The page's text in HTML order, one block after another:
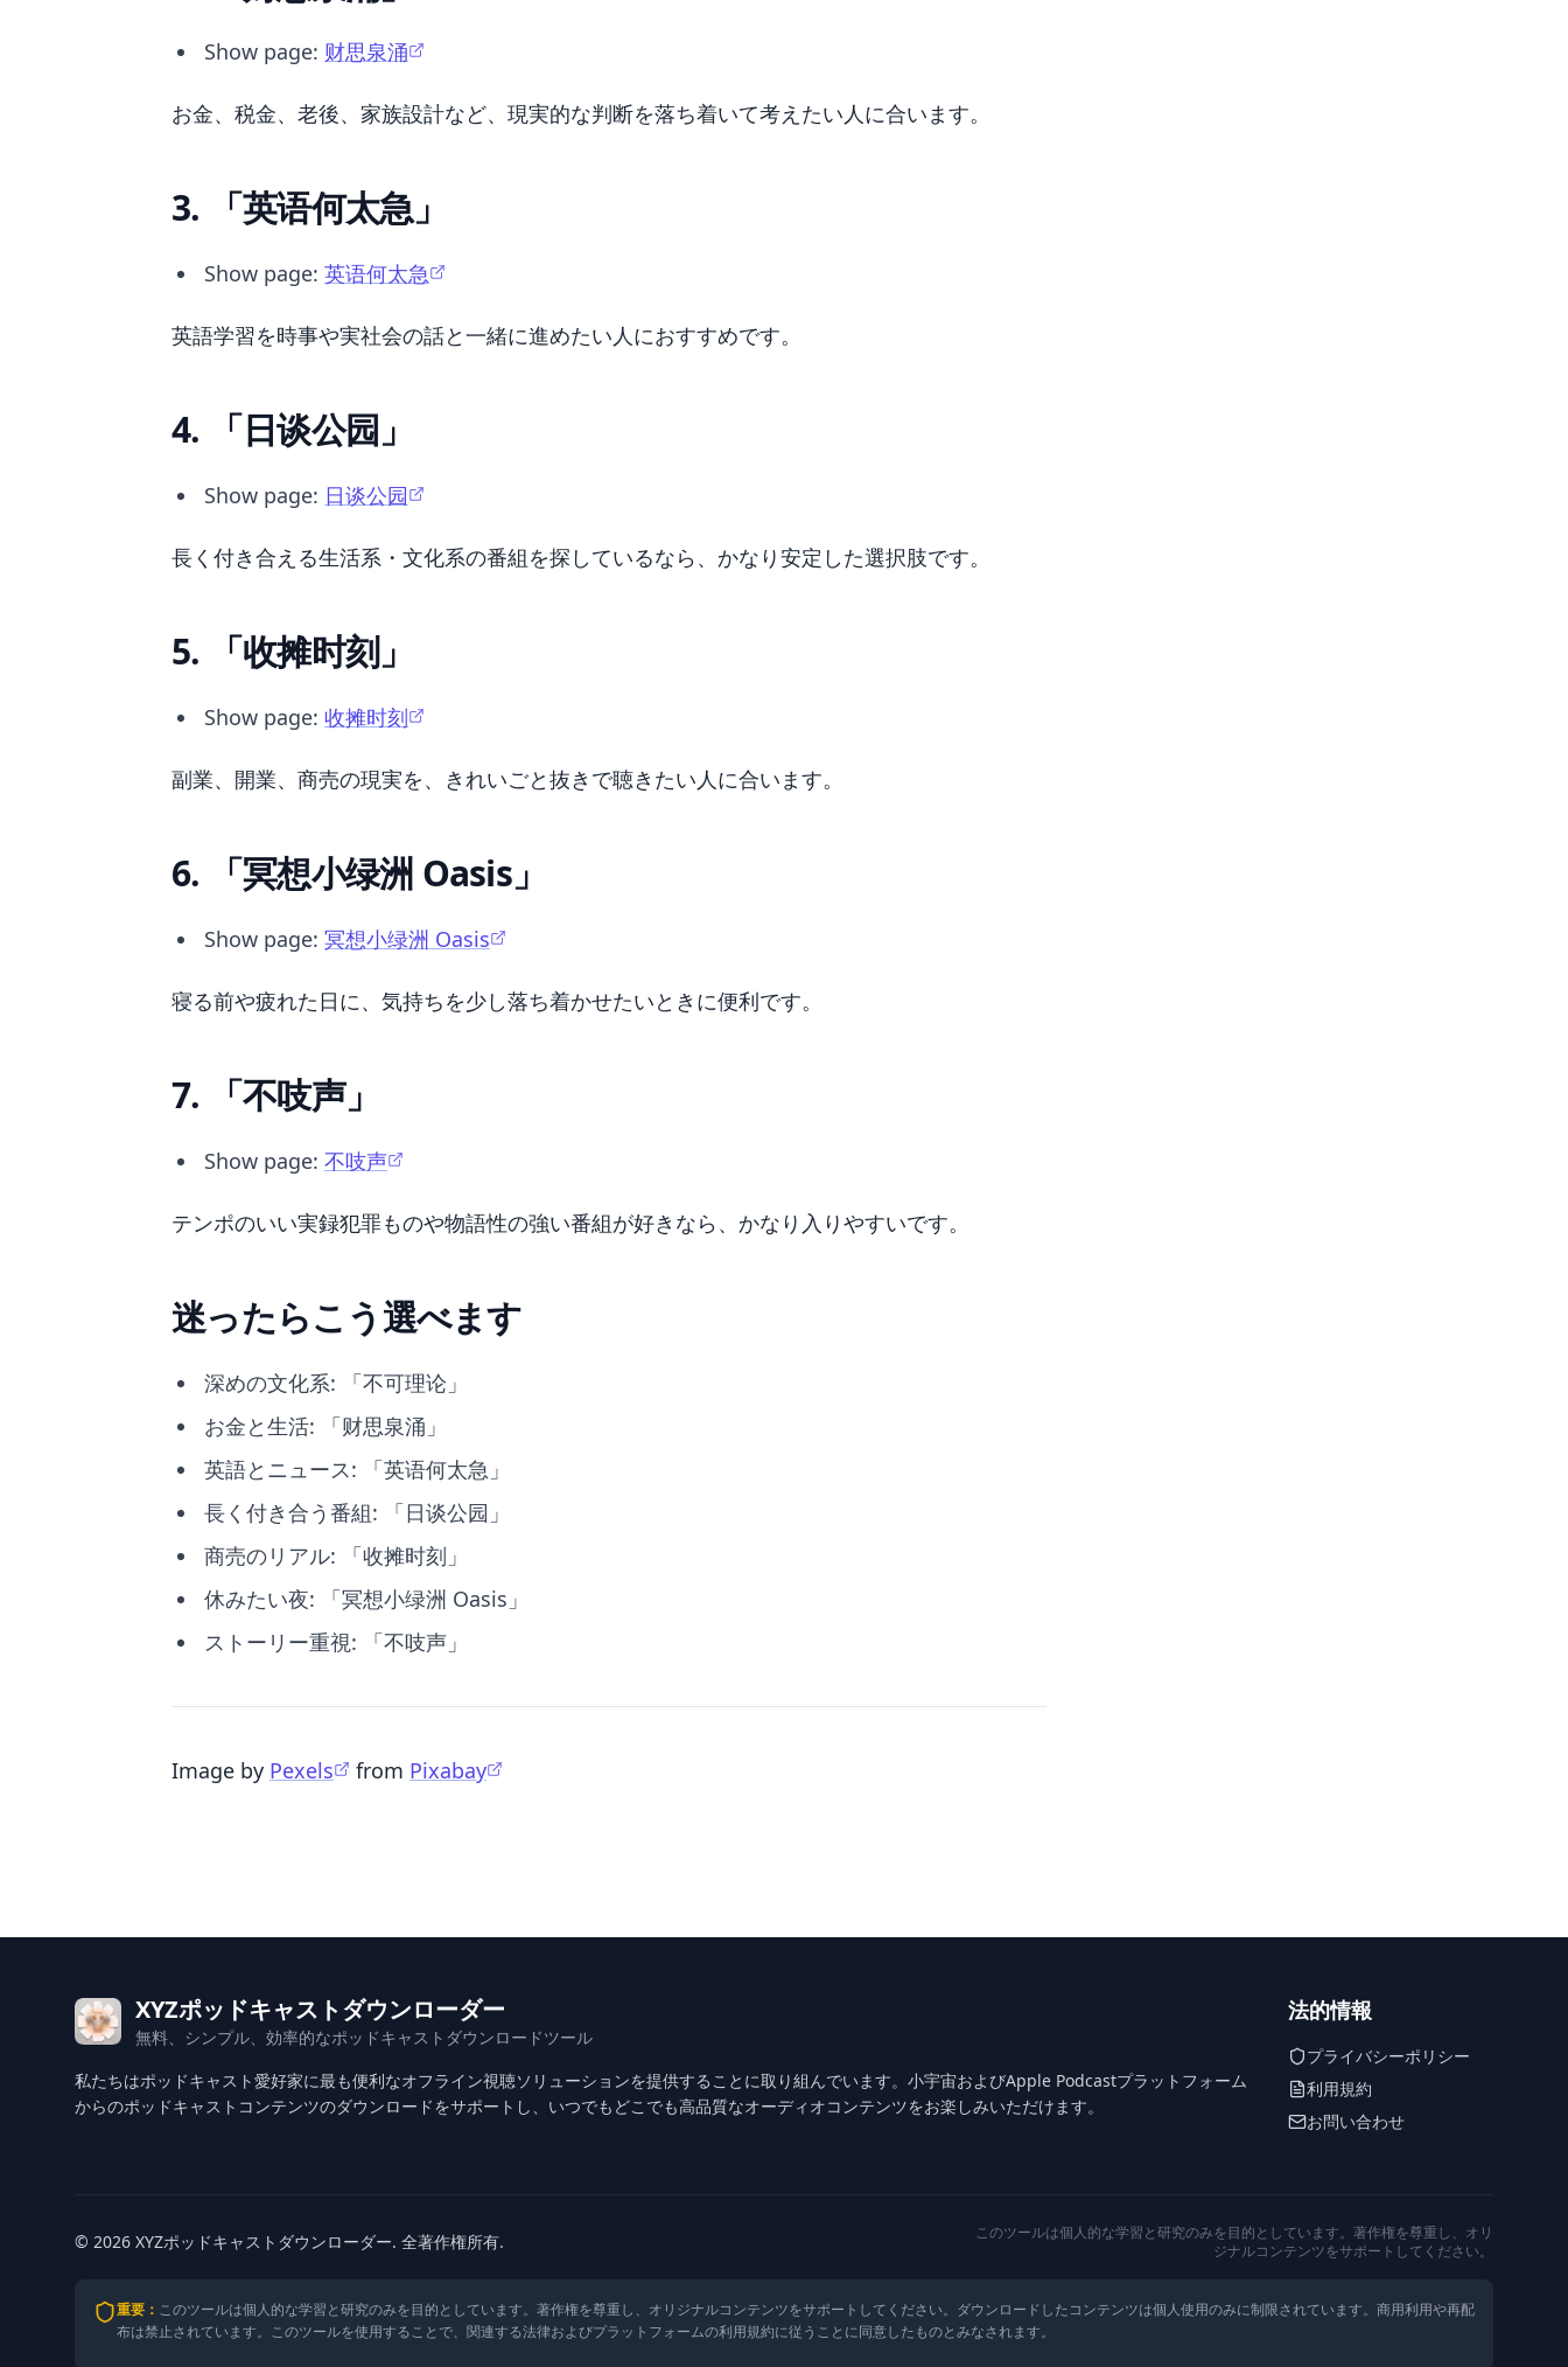
Show page: 财思泉涌
お金、税金、老後、家族設計など、現実的な判断を落ち着いて考えたい人に合います。
3. 「英语何太急」
Show page: 英语何太急
英語学習を時事や実社会の話と一緒に進めたい人におすすめです。
4. 「日谈公园」
Show page: 日谈公园
長く付き合える生活系・文化系の番組を探しているなら、かなり安定した選択肢です。
5. 「收摊时刻」
Show page: 收摊时刻
副業、開業、商売の現実を、きれいごと抜きで聴きたい人に合います。
6. 「冥想小绿洲 Oasis」
Show page: 冥想小绿洲 Oasis
寝る前や疲れた日に、気持ちを少し落ち着かせたいときに便利です。
7. 「不吱声」
Show page: 不吱声
テンポのいい実録犯罪ものや物語性の強い番組が好きなら、かなり入りやすいです。
迷ったらこう選べます
深めの文化系: 「不可理论」
お金と生活: 「财思泉涌」
英語とニュース: 「英语何太急」
長く付き合う番組: 「日谈公园」
商売のリアル: 「收摊时刻」
休みたい夜: 「冥想小绿洲 Oasis」
ストーリー重視: 「不吱声」
Image by Pexels from Pixabay
XYZポッドキャストダウンローダー
無料、シンプル、効率的なポッドキャストダウンロードツール
私たちはポッドキャスト愛好家に最も便利なオフライン視聴ソリューションを提供することに取り組んでいます。小宇宙およびApple Podcastプラットフォーム
からのポッドキャストコンテンツのダウンロードをサポートし、いつでもどこでも高品質なオーディオコンテンツをお楽しみいただけます。
法的情報
プライバシーポリシー
利用規約
お問い合わせ
© 2026 XYZポッドキャストダウンローダー. 全著作権所有.
このツールは個人的な学習と研究のみを目的としています。著作権を尊重し、オリ
ジナルコンテンツをサポートしてください。
重要 ： このツールは個人的な学習と研究のみを目的としています。著作権を尊重し、オリジナルコンテンツをサポートしてください。 ダウンロードしたコンテンツは個人使用のみに制限されています。商用利用や再配
布は禁止されています。このツールを使用することで、関連する法律およびプラットフォームの利用規約に従うことに同意したものとみなされます。